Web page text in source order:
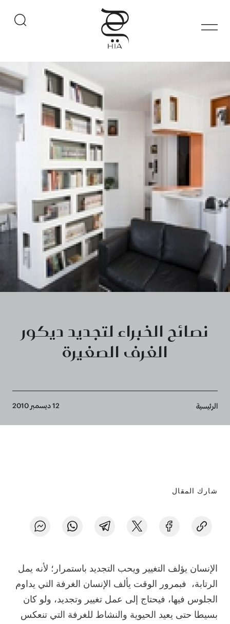
نصائح الخبراء لتجديد ديكور
الغرف الصغيرة
Breadcrumb
الرئيسية 12 ديسمبر 2010
شارك المقال
الإنسان يؤلف التغيير ويحب التجديد باستمرار؛ لأنه يمل
الرتابة، فبمرور الوقت يألف الإنسان الغرفة التي يداوم
الجلوس فيها، فيحتاج إلى عمل تغيير وتجديد، ولو كان
بسيطا حتى يعيد الحيوية والنشاط للغرفة التي تنعكس